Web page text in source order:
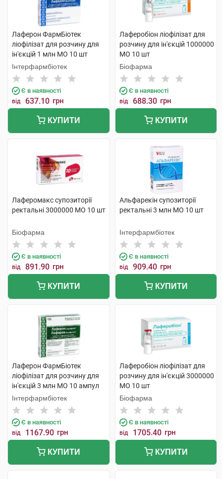
Лаферон ФармБіотек
ліофілізат для розчину для
ін'єкцій 1 млн МО 10 шт
Інтерфармбіотек
Є в наявності
від 637.10 грн
КУПИТИ
Лаферобіон ліофілізат для
розчину для ін'єкцій 1000000
МО 10 шт
Біофарма
Є в наявності
від 688.30 грн
КУПИТИ
Лаферомакс супозиторії
ректальні 3000000 МО 10 шт
Біофарма
Є в наявності
від 891.90 грн
КУПИТИ
Альфарекін супозиторії
ректальні 3 млн МО 10 шт
Інтерфармбіотек
Є в наявності
від 909.40 грн
КУПИТИ
Лаферон ФармБіотек
ліофілізат для розчину для
ін'єкцій 3 млн МО 10 ампул
Інтерфармбіотек
Є в наявності
від 1167.90 грн
КУПИТИ
Лаферобіон ліофілізат для
розчину для ін'єкцій 3000000
МО 10 шт
Біофарма
Є в наявності
від 1705.40 грн
КУПИТИ